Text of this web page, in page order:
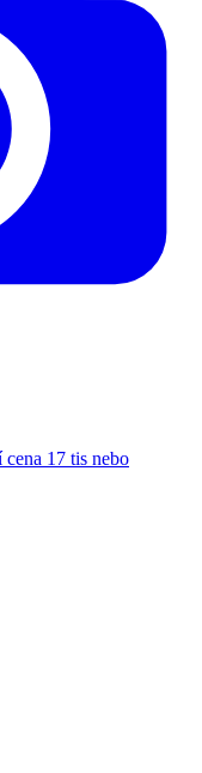
cena 17 tis nebo